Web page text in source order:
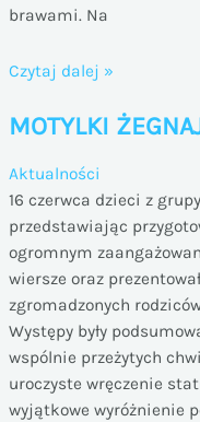
brawami. Na
WIOSENNY
RODZINNY
Czytaj dalej »
MOTYLKI
Aktualności
16 czerwca dzieci z
przedstawiając
ogromnym
wiersze oraz
zgromadzonych
Występy były
wspólnie przeżytych
uroczyste wręczenie
wyjątkowe wyróżnienie